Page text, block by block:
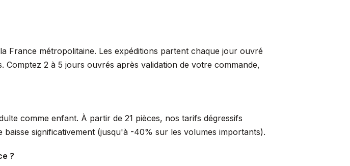
France métropolitaine. Les expéditions partent chaque jour ouvré
2 à 5 jours ouvrés après validation de votre commande,
comme enfant. À partir de 21 pièces, nos tarifs dégressifs
significativement (jusqu'à -40% sur les volumes importants).
?